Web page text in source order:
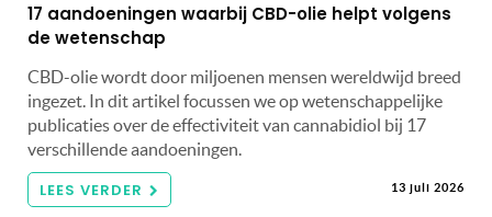
17 aandoeningen waarbij CBD-olie helpt volgens
de wetenschap
CBD-olie wordt door miljoenen mensen wereldwijd breed
ingezet. In dit artikel focussen we op wetenschappelijke
publicaties over de effectiviteit van cannabidiol bij 17
verschillende aandoeningen.
LEES VERDER 13 juli 2026